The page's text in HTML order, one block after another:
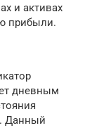
и активах
прибыли.
дневным
Данный